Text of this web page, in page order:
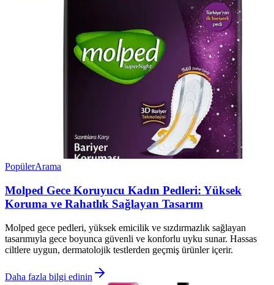
PopülerArama
Molped Gece Koruyucu Kadın Pedleri: Yüksek
Koruma ve Rahatlık Sağlayan Tasarım
Molped gece pedleri, yüksek emicilik ve sızdırmazlık sağlayan
tasarımıyla gece boyunca güvenli ve konforlu uyku sunar. Hassas
ciltlere uygun, dermatolojik testlerden geçmiş ürünler içerir.
Daha fazla bilgi edinin